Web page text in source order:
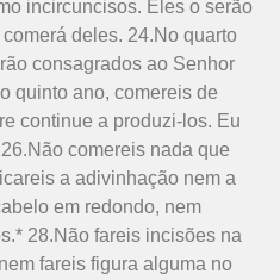
incircuncisos. Eles o serão
deles. 24.No quarto
consagrados ao Senhor
quinto ano, comereis de
continue a produzi-los. Eu
comereis nada que
a adivi­nhação nem a
em redondo, nem
28.Não fareis incisões na
fareis figura alguma no